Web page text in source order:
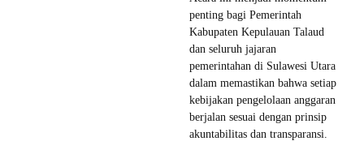
penting bagi Pemerintah
Kabupaten Kepulauan Talaud
dan seluruh jajaran
pemerintahan di Sulawesi Utara
dalam memastikan bahwa setiap
kebijakan pengelolaan anggaran
berjalan sesuai dengan prinsip
akuntabilitas dan transparansi.